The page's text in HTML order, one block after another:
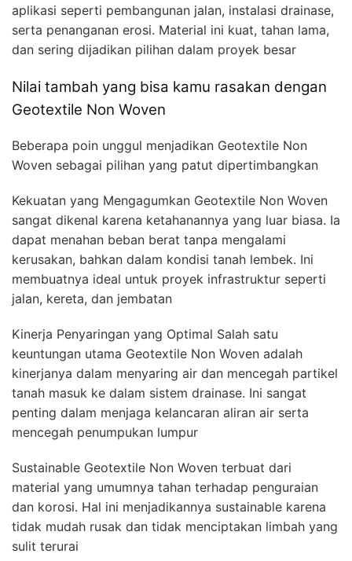
aplikasi seperti pembangunan jalan, instalasi drainase,
serta penanganan erosi. Material ini kuat, tahan lama,
dan sering dijadikan pilihan dalam proyek besar
Nilai tambah yang bisa kamu rasakan dengan
Geotextile Non Woven
Beberapa poin unggul menjadikan Geotextile Non
Woven sebagai pilihan yang patut dipertimbangkan
Kekuatan yang Mengagumkan Geotextile Non Woven
sangat dikenal karena ketahanannya yang luar biasa. Ia
dapat menahan beban berat tanpa mengalami
kerusakan, bahkan dalam kondisi tanah lembek. Ini
membuatnya ideal untuk proyek infrastruktur seperti
jalan, kereta, dan jembatan
Kinerja Penyaringan yang Optimal Salah satu
keuntungan utama Geotextile Non Woven adalah
kinerjanya dalam menyaring air dan mencegah partikel
tanah masuk ke dalam sistem drainase. Ini sangat
penting dalam menjaga kelancaran aliran air serta
mencegah penumpukan lumpur
Sustainable Geotextile Non Woven terbuat dari
material yang umumnya tahan terhadap penguraian
dan korosi. Hal ini menjadikannya sustainable karena
tidak mudah rusak dan tidak menciptakan limbah yang
sulit terurai